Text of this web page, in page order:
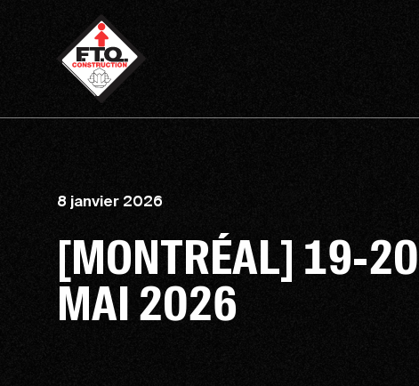
8 janvier 2026
[MONTRÉAL] 19-
MAI 2026